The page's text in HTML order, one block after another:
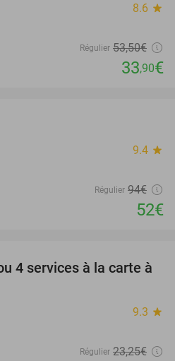
8.6 star
Régulier 53,50€
33,90€
9.4 star
Régulier 94€
52€
36%
4 services à la carte à
9.3 star
Régulier 23,25€